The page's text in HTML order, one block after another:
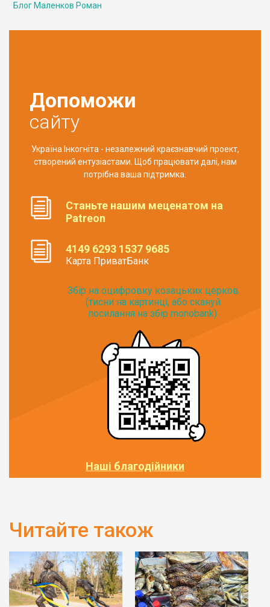
Блог Маленков Роман
Допоможи
сайту
Україна Інкогніта - незалежний краєзнавчий проект,
створений ентузіастами. Щоб працювати далі, нам
потрібна ваша підтримка.
Станьте нашим меценатом на
Patreon
4149 6293 1537 9685
Карта ПриватБанк
Збір на оцифровку козацьких церков
(тисни на картинці, або скануй
посилання на збір monobank):
Наші благодійники
Читайте також